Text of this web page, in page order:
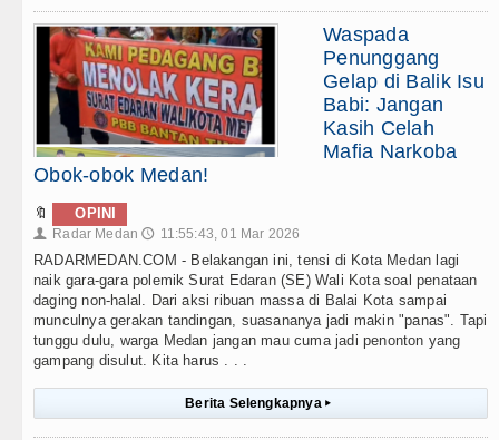
Waspada
Penunggang
Gelap di Balik Isu
Babi: Jangan
Kasih Celah
Mafia Narkoba
Obok-obok Medan!
🔖 OPINI
👤 Radar Medan 🕔 11:55:43, 01 Mar 2026
RADARMEDAN.COM - Belakangan ini, tensi di Kota Medan lagi
naik gara-gara polemik Surat Edaran (SE) Wali Kota soal penataan
daging non-halal. Dari aksi ribuan massa di Balai Kota sampai
munculnya gerakan tandingan, suasananya jadi makin "panas". Tapi
tunggu dulu, warga Medan jangan mau cuma jadi penonton yang
gampang disulut. Kita harus . . .
Berita Selengkapnya ▸